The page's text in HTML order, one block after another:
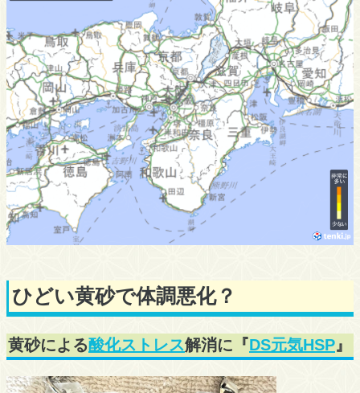
ひどい黄砂で体調悪化？
黄砂による酸化ストレス解消に『DS元気HSP』